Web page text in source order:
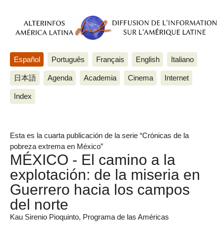
Español Português Français English Italiano
日本語 Agenda Academia Cinema Internet
Index
Esta es la cuarta publicación de la serie “Crónicas de la
pobreza extrema en México”
MÉXICO - El camino a la
explotación: de la miseria en
Guerrero hacia los campos
del norte
Kau Sirenio Pioquinto, Programa de las Américas